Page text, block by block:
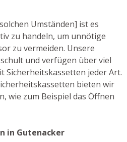
Umständen] ist es
zu handeln, um unnötige
zu vermeiden. Unsere
und verfügen über viel
Sicherheitskassetten jeder Art.
bieten wir
wie zum Beispiel das Öffnen
in Gutenacker